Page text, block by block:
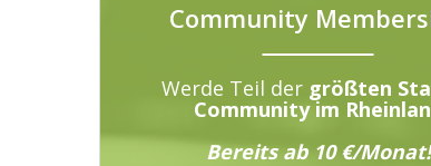
Community
Werde Teil der größten
Community im
Bereits ab 10 €/Monat!